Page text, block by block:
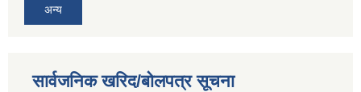
अन्य
सार्वजनिक खरिद/बोलपत्र सूचना